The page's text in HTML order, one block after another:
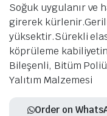
Soğuk uygulanır ve
girerek
yüksektir.Sürekli
köprüleme
Bileşenli, Bitüm
Yalıtım Malzemesi
Order on